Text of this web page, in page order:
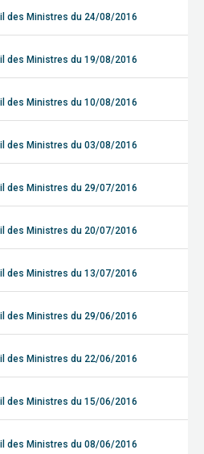
des Ministres du 24/08/2016
des Ministres du 19/08/2016
des Ministres du 10/08/2016
des Ministres du 03/08/2016
des Ministres du 29/07/2016
des Ministres du 20/07/2016
des Ministres du 13/07/2016
des Ministres du 29/06/2016
des Ministres du 22/06/2016
des Ministres du 15/06/2016
des Ministres du 08/06/2016